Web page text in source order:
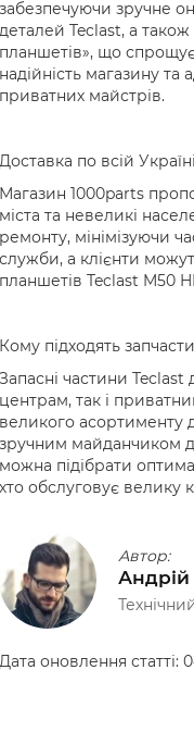
забезпечуючи зручне
деталей Teclast, а
планшетів», що
надійність магазину
приватних майстрів.
Доставка по всій Україні
Магазин 1000parts
міста та невеликі
ремонту, мінімізуючи
служби, а клієнти
планшетів Teclast M50
Кому підходять
Запасні частини
центрам, так і
великого асортименту
зручним майданчиком
можна підібрати
хто обслуговує велику
Автор:
Дата оновлення статті: